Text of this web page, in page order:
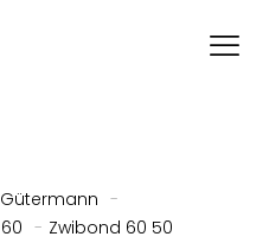
Gütermann -
- Zwibond 60 50